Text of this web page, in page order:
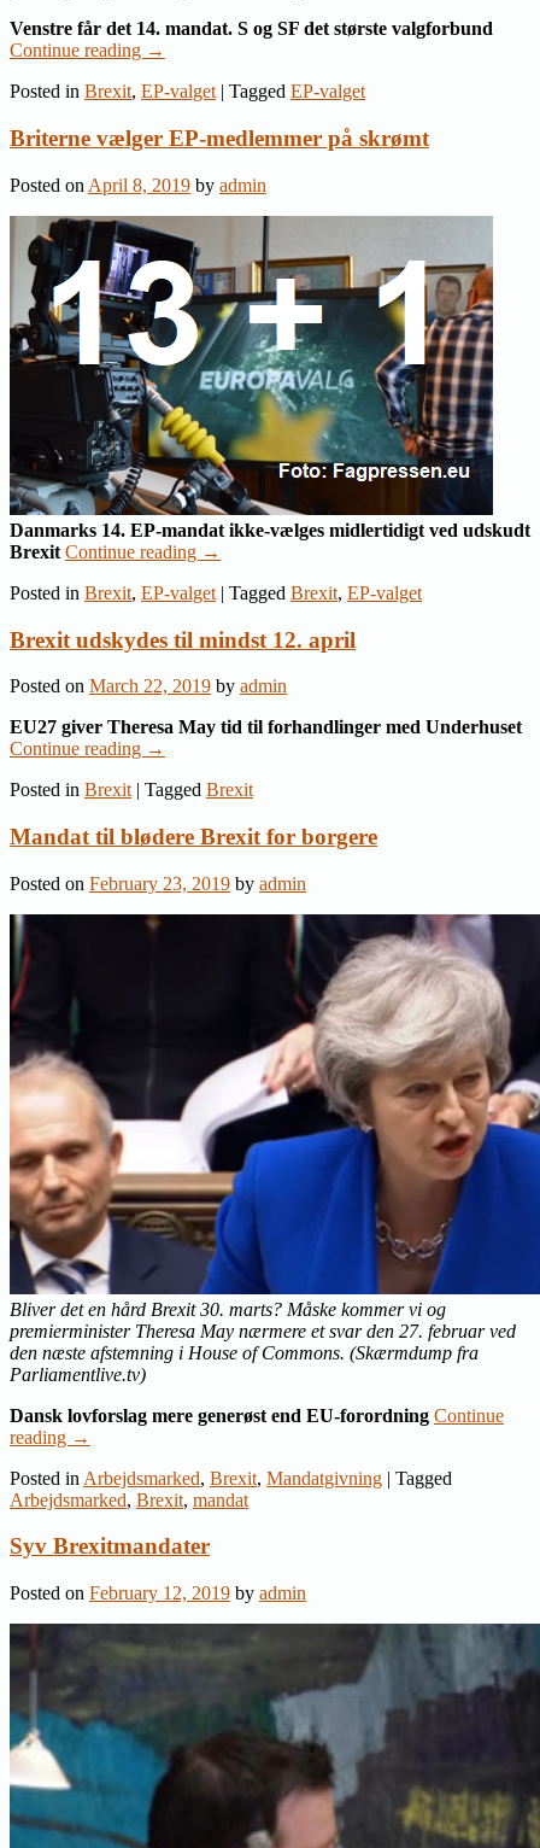
Venstre får det 14. mandat. S og SF det største valgforbund
Continue reading →
Posted in Brexit, EP-valget | Tagged EP-valget
Briterne vælger EP-medlemmer på skrømt
Posted on April 8, 2019 by admin
Danmarks 14. EP-mandat ikke-vælges midlertidigt ved udskudt
Brexit Continue reading →
Posted in Brexit, EP-valget | Tagged Brexit, EP-valget
Brexit udskydes til mindst 12. april
Posted on March 22, 2019 by admin
EU27 giver Theresa May tid til forhandlinger med Underhuset
Continue reading →
Posted in Brexit | Tagged Brexit
Mandat til blødere Brexit for borgere
Posted on February 23, 2019 by admin
Bliver det en hård Brexit 30. marts? Måske kommer vi og
premierminister Theresa May nærmere et svar den 27. februar ved
den næste afstemning i House of Commons. (Skærmdump fra
Parliamentlive.tv)
Dansk lovforslag mere generøst end EU-forordning Continue
reading →
Posted in Arbejdsmarked, Brexit, Mandatgivning | Tagged
Arbejdsmarked, Brexit, mandat
Syv Brexitmandater
Posted on February 12, 2019 by admin